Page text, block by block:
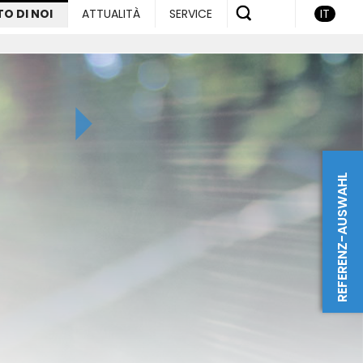
DI NOI ATTUALITÀ SERVICE IT
REFERENZ-AUSWAHL